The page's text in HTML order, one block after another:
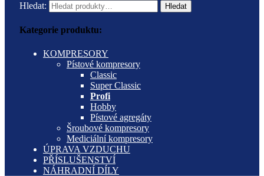
Hledat: Hledat
Kategorie produktu:
KOMPRESORY
Pístové kompresory
Classic
Super Classic
Profi
Hobby
Pístové agregáty
Šroubové kompresory
Mediciální kompresory
ÚPRAVA VZDUCHU
PŘÍSLUŠENSTVÍ
NÁHRADNÍ DÍLY